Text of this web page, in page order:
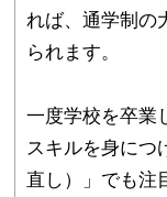
れば、通学制の
られます。
一度学校を卒業
スキルを身につ
直し）」でも注